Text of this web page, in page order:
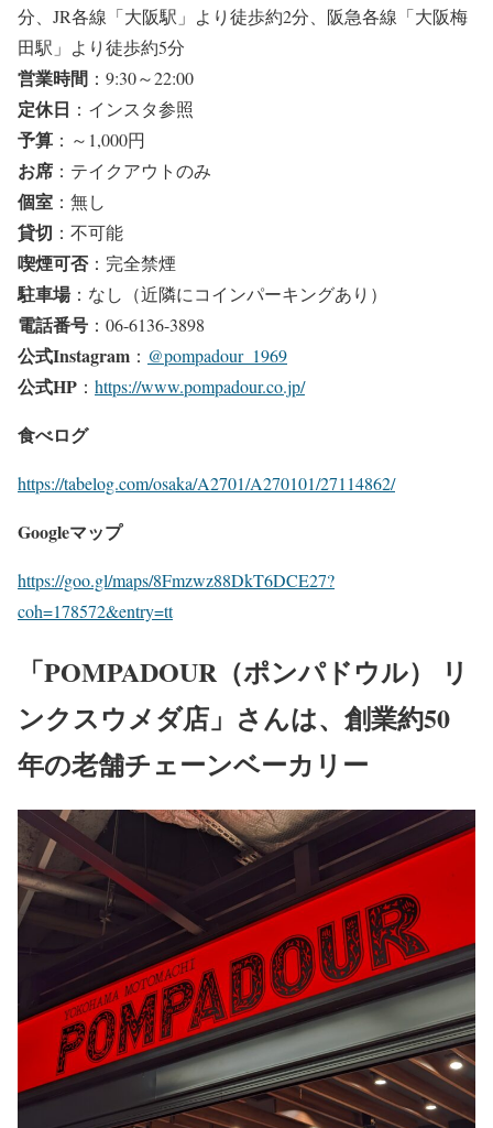
分、JR各線「大阪駅」より徒歩約2分、阪急各線「大阪梅
田駅」より徒歩約5分
営業時間 ：9:30～22:00
定休日 ：インスタ参照
予算 ：～1,000円
お席 ：テイクアウトのみ
個室 ：無し
貸切 ：不可能
喫煙可否：完全禁煙
駐車場：なし（近隣にコインパーキングあり）
電話番号 ：06-6136-3898
公式Instagram ： @pompadour_1969
公式HP ： https://www.pompadour.co.jp/
食べログ
https://tabelog.com/osaka/A2701/A270101/27114862/
Googleマップ
https://goo.gl/maps/8Fmzwz88DkT6DCE27?
coh=178572&entry=tt
「POMPADOUR（ポンパドウル） リ
ンクスウメダ店」さんは、創業約50
年の老舗チェーンベーカリー